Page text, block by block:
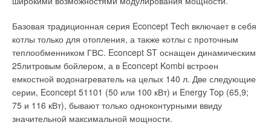
Базовая традиционная серия Econcept Tech включает в себя
котлы только для отопления, а также котлы с проточным
теплообменником ГВС. Econcept ST оснащен динамическим
25литровым бойлером, а в Econcept Kombi встроен
емкостной водонагреватель на целых 140 л. Две следующие
серии, Econcept 51101 (50 или 100 кВт) и Energy Top (65,9;
75 и 116 кВт), бывают только одноконтурными ввиду
значительной максимальной мощности.